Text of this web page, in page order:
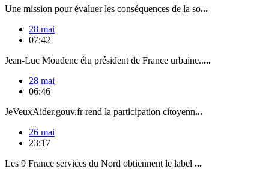
Une mission pour évaluer les conséquences de la so...
28 mai
07:42
Jean-Luc Moudenc élu président de France urbaine.....
28 mai
06:46
JeVeuxAider.gouv.fr rend la participation citoyenn...
26 mai
23:17
Les 9 France services du Nord obtiennent le label ...